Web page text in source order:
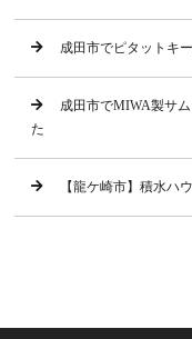
成田市でピタットキ
成田市でMIWA製サ
た
【龍ケ崎市】積水ハ